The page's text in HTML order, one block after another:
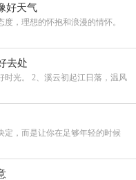
好天气
，理想的怀抱和浪漫的情怀。
去处
时光。 2、溪云初起江日落，温风
定，而是让你在足够年轻的时候